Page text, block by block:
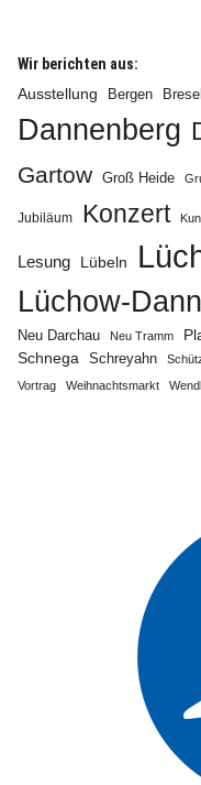
Wir berichten aus:
Ausstellung
Bergen
Dannenberg
Gartow Groß Heide
Jubiläum Konzert
Lesung Lübeln
Lüchow-
Neu Darchau Neu Tramm
Schnega Schreyahn
Vortrag Weihnachtsmarkt